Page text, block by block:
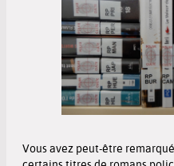
Vous avez peut-être
certains titres de romans